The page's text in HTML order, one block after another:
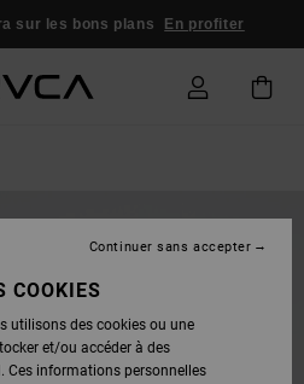
sur les bons plans En profiter
COOKIES
utilisons des cookies ou une
et/ou accéder à des
Ces informations personnelles
Continuer sans accepter